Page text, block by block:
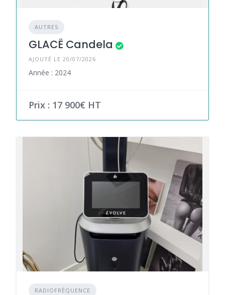
AUTRES
GLACË Candela
AJOUTÉ LE 20/07/2026
Année : 2024
Prix : 17 900€ HT
RADIOFRÉQUENCE